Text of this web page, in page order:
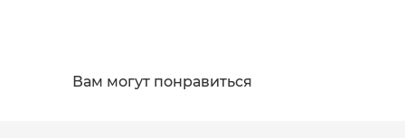
Вам могут понравиться